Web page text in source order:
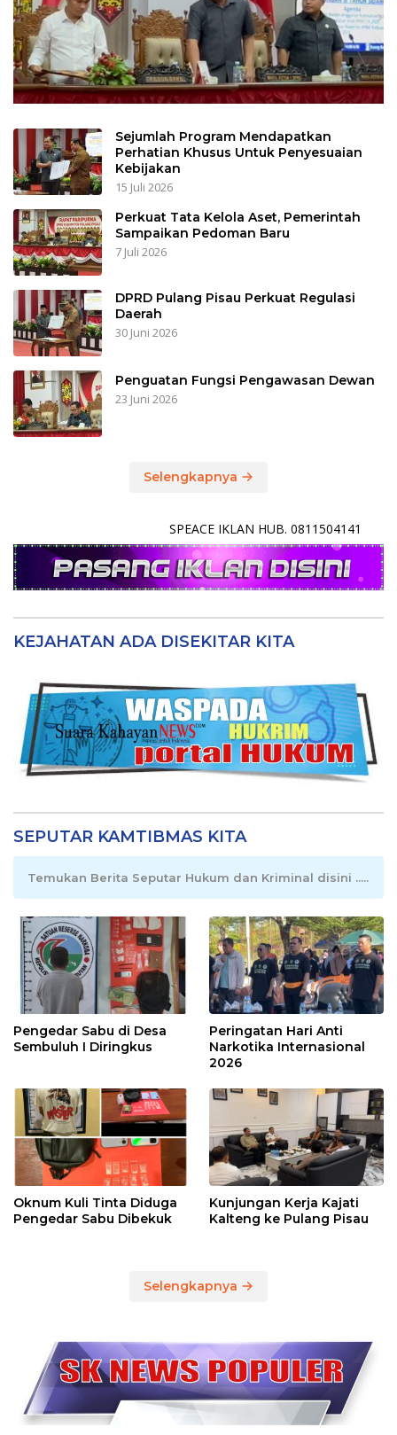
Sejumlah Program Mendapatkan
Perhatian Khusus Untuk Penyesuaian
Kebijakan
15 Juli 2026
Perkuat Tata Kelola Aset, Pemerintah
Sampaikan Pedoman Baru
7 Juli 2026
DPRD Pulang Pisau Perkuat Regulasi
Daerah
30 Juni 2026
Penguatan Fungsi Pengawasan Dewan
23 Juni 2026
Selengkapnya
SPEACE IKLAN HUB. 0811504141
KEJAHATAN ADA DISEKITAR KITA
SEPUTAR KAMTIBMAS KITA
Temukan Berita Seputar Hukum dan Kriminal disini .....
Pengedar Sabu di Desa
Sembuluh I Diringkus
Peringatan Hari Anti
Narkotika Internasional
2026
Oknum Kuli Tinta Diduga
Pengedar Sabu Dibekuk
Kunjungan Kerja Kajati
Kalteng ke Pulang Pisau
Selengkapnya